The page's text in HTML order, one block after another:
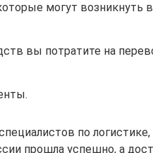
могут возникнуть
вы потратите на
по
прошла успешно, а